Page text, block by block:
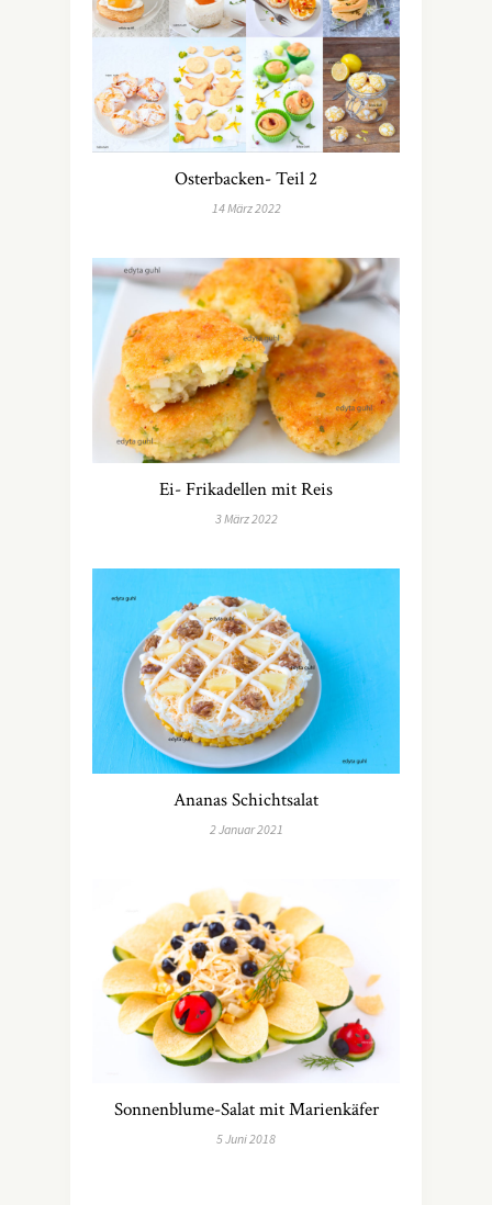
Osterbacken- Teil 2
14 März 2022
Ei- Frikadellen mit Reis
3 März 2022
Ananas Schichtsalat
2 Januar 2021
Sonnenblume-Salat mit Marienkäfer
5 Juni 2018